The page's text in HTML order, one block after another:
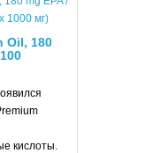
сосудов.
для
Oil, 180
кислоты.